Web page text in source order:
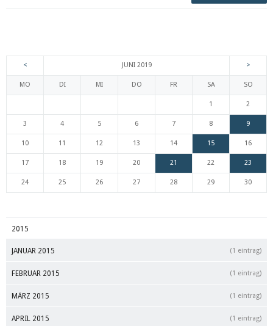
< JUNI 2019 >
MO DI MI DO FR SA SO
1 2
3 4 5 6 7 8 9
10 11 12 13 14 15 16
17 18 19 20 21 22 23
24 25 26 27 28 29 30
2015
JANUAR 2015 (1 eintrag)
FEBRUAR 2015 (1 eintrag)
MÄRZ 2015 (1 eintrag)
APRIL 2015 (1 eintrag)